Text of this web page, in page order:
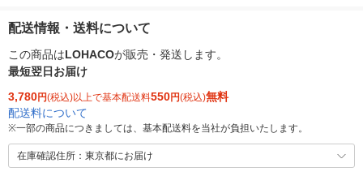
配送情報・送料について
この商品はLOHACOが販売・発送します。
最短翌日お届け
3,780円(税込)以上で基本配送料550円(税込)無料
配送料について
※一部の商品につきましては、基本配送料を当社が負担いたします。
在庫確認住所：東京都にお届け